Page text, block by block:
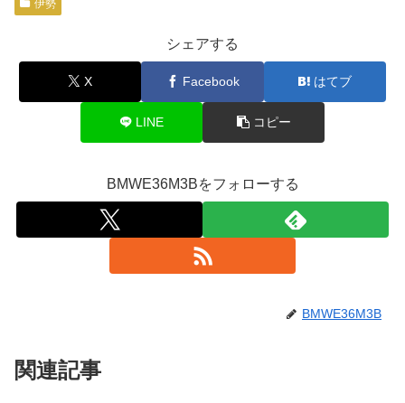
伊勢
シェアする
X Facebook はてブ
LINE コピー
BMWE36M3Bをフォローする
BMWE36M3B
関連記事